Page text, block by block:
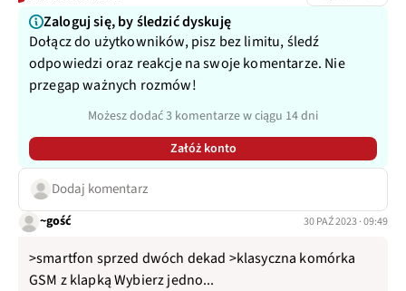
Zaloguj się, by śledzić dyskuję
Dołącz do użytkowników, pisz bez limitu, śledź
odpowiedzi oraz reakcje na swoje komentarze. Nie
przegap ważnych rozmów!
Możesz dodać 3 komentarze w ciągu 14 dni
Załóż konto
Dodaj komentarz
~gość 30 PAŹ 2023 · 09:49
>smartfon sprzed dwóch dekad >klasyczna komórka
GSM z klapką Wybierz jedno...